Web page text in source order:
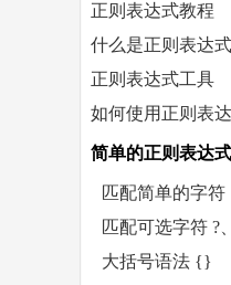
正则表达式教程
什么是正则表达
正则表达式工具
如何使用正则表
简单的正则表达式
匹配简单的字符
匹配可选字符 ?
大括号语法 {}